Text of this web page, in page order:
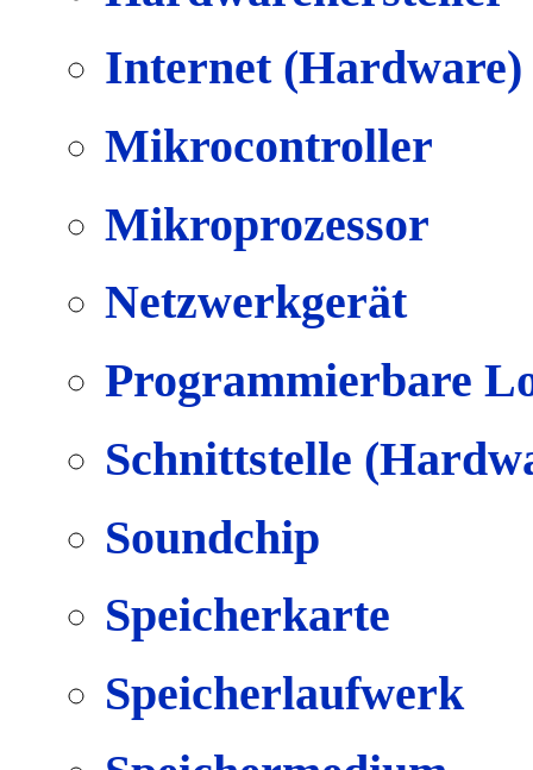
Internet (Hardware)
Mikrocontroller
Mikroprozessor
Netzwerkgerät
Programmierbare
Schnittstelle
Soundchip
Speicherkarte
Speicherlaufwerk